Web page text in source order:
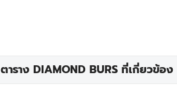
ตาราง DIAMOND BURS ที่เกี่ยวข้อง